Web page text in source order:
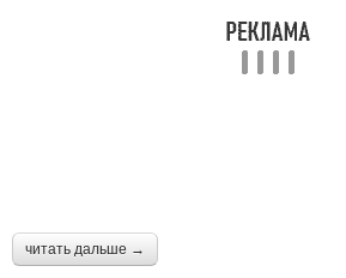
читать дальше →